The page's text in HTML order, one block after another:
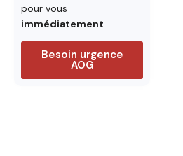
pour vous
immédiatement.
Besoin urgence
AOG